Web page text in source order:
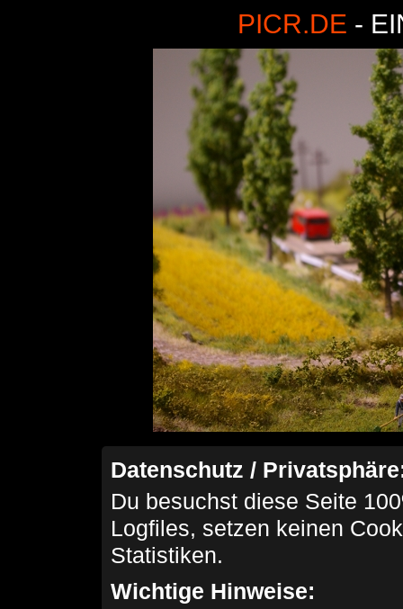
PICR.DE -
Datenschutz /
Du besuchst diese Seite
Logfiles, setzen keinen
Statistiken.
Wichtige Hinweise: